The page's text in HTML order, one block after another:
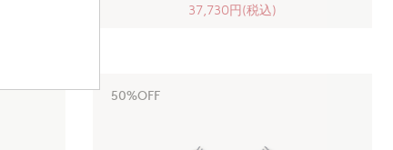
37,730円(税込)
50%OFF